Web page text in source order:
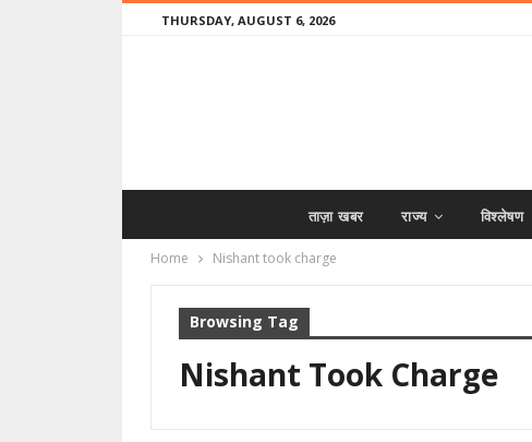
THURSDAY, AUGUST 6, 2026
ताज़ा खबर राज्य विश्लेषण
Home Nishant took charge
Browsing Tag
Nishant Took Charge